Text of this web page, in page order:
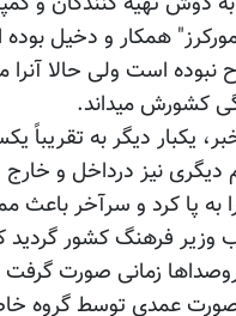
همکار و دخیل
است ولی حالا آنرا
کشورش میداند.
یکبار دیگر به تقریباً
دیگری نیز درداخل و خارج
به پا کرد و سرآخر باعث
وزیر فرهنگ کشور گردید
زمانی صورت
عمدی توسط گروه